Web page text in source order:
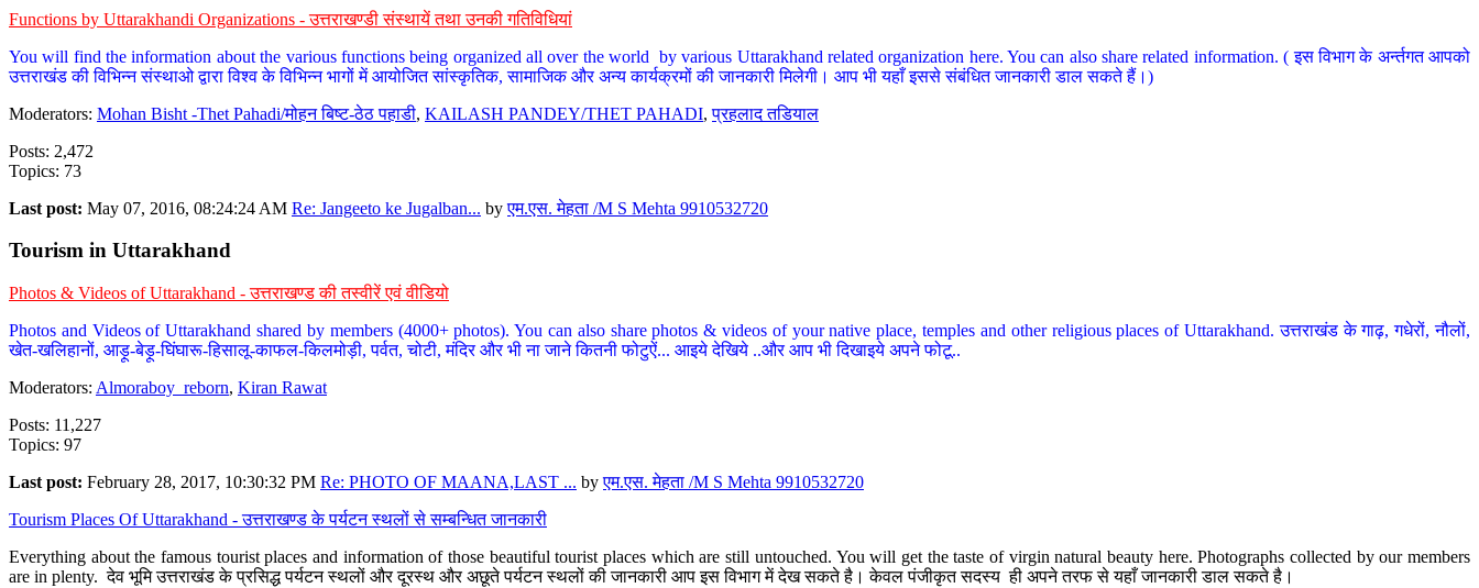
Functions by Uttarakhandi Organizations - उत्तराखण्डी संस्थायें तथा उनकी गतिविधियां
You will find the information about the various functions being organized all over the world by various Uttarakhand related organization here. You can also share related information. ( इस विभाग के अर्न्तगत आपको
उत्तराखंड की विभिन्न संस्थाओ द्वारा विश्व के विभिन्न भागों में आयोजित सांस्कृतिक, सामाजिक और अन्य कार्यक्रमों की जानकारी मिलेगी। आप भी यहाँ इससे संबंधित जानकारी डाल सकते हैं।)
Moderators: Mohan Bisht -Thet Pahadi/मोहन बिष्ट-ठेठ पहाडी, KAILASH PANDEY/THET PAHADI,प्रहलाद तडियाल
Posts: 2,472
Topics: 73
Last post: May 07, 2016, 08:24:24 AM Re: Jangeeto ke Jugalban... byएम.एस. मेहता /M S Mehta 9910532720
Tourism in Uttarakhand
Photos & Videos of Uttarakhand - उत्तराखण्ड की तस्वीरें एवं वीडियो
Photos and Videos of Uttarakhand shared by members (4000+ photos). You can also share photos & videos of your native place, temples and other religious places of Uttarakhand. उत्तराखंड के गाढ़, गधेरों, नौलों,
खेत-खलिहानों, आड़ू-बेड़ू-घिंघारू-हिसालू-काफल-किलमोड़ी, पर्वत, चोटी, मंदिर और भी ना जाने कितनी फोटुऐं... आइये देखिये ..और आप भी दिखाइये अपने फोटू..
Moderators: Almoraboy_reborn, Kiran Rawat
Posts: 11,227
Topics: 97
Last post: February 28, 2017, 10:30:32 PM Re: PHOTO OF MAANA,LAST ... byएम.एस. मेहता /M S Mehta 9910532720
Tourism Places Of Uttarakhand - उत्तराखण्ड के पर्यटन स्थलों से सम्बन्धित जानकारी
Everything about the famous tourist places and information of those beautiful tourist places which are still untouched. You will get the taste of virgin natural beauty here. Photographs collected by our members
are in plenty. देव भूमि उत्तराखंड के प्रसिद्ध पर्यटन स्थलों और दूरस्थ और अछूते पर्यटन स्थलों की जानकारी आप इस विभाग में देख सकते है। केवल पंजीकृत सदस्य ही अपने तरफ से यहाँ जानकारी डाल सकते है।